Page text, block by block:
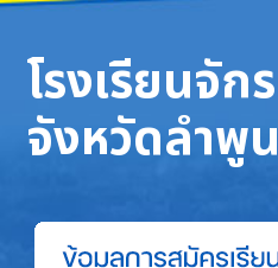
โรงเรียนจั
จังหวัดลำพูน